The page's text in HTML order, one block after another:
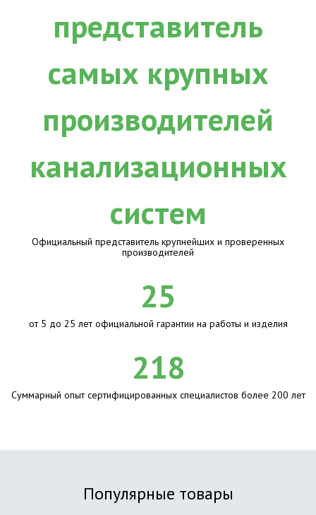
Официальный представитель крупнейших и проверенных
производителей
25
от 5 до 25 лет официальной гарантии на работы и изделия
218
Суммарный опыт сертифицированных специалистов более 200 лет
Популярные товары